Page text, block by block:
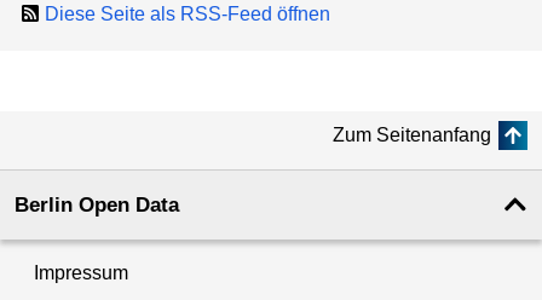
Diese Seite als RSS-Feed öffnen
Zum Seitenanfang
Berlin Open Data
Impressum